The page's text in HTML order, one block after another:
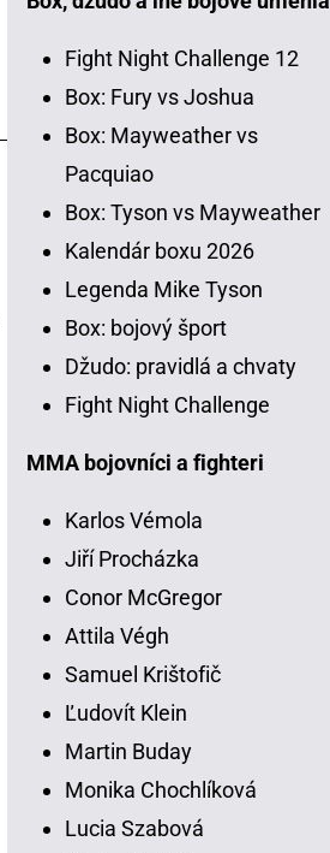
Fight Night Challenge 12
Box: Fury vs Joshua
Box: Mayweather vs
Pacquiao
Box: Tyson vs Mayweather
Kalendár boxu 2026
Legenda Mike Tyson
Box: bojový šport
Džudo: pravidlá a chvaty
Fight Night Challenge
MMA bojovníci a fighteri
Karlos Vémola
Jiří Procházka
Conor McGregor
Attila Végh
Samuel Krištofič
Ľudovít Klein
Martin Buday
Monika Chochlíková
Lucia Szabová